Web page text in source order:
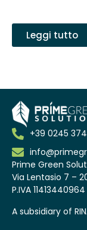
Leggi tutto
+39 0245 374
Prime Green
Via Lentasio 7 –
P.IVA 11413440964
A subsidiary of